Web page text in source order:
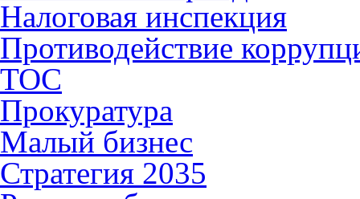
Налоговая инспекция
Противодействие
ТОС
Прокуратура
Малый бизнес
Стратегия 2035